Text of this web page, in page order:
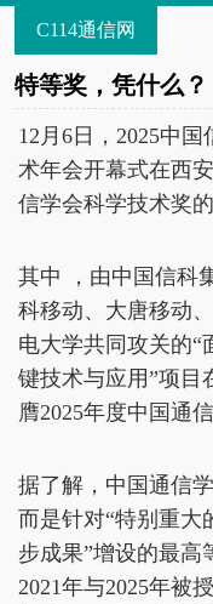
C114通信网
特等奖，凭什么？
12月6日，2025中
术年会开幕式在西
信学会科学技术奖的
其中 ，由中国信科
科移动、大唐移动
电大学共同攻关的“
键技术与应用”项目
膺2025年度中国通
据了解，中国通信
而是针对“特别重大
步成果”增设的最高
2021年与2025年被